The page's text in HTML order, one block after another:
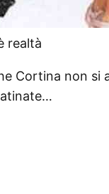
realtà
Cortina non